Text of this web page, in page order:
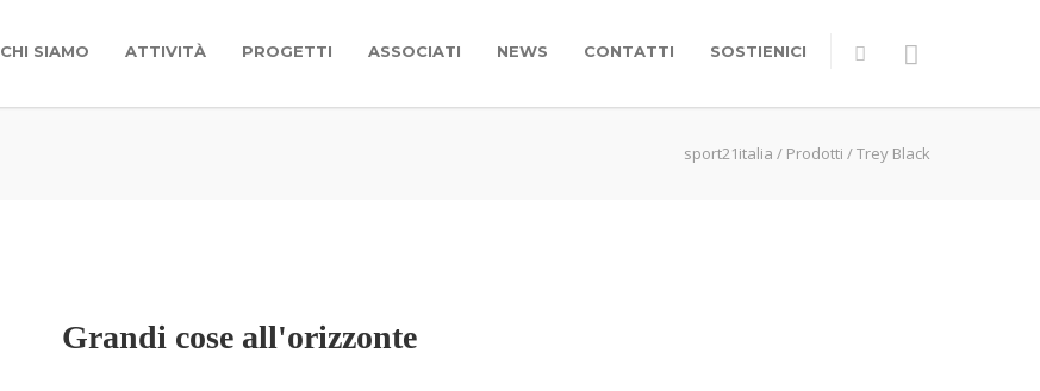
CHI SIAMO ATTIVITÀ PROGETTI ASSOCIATI NEWS CONTATTI SOSTIENICI
sport21italia / Prodotti /Trey Black
Grandi cose all'orizzonte